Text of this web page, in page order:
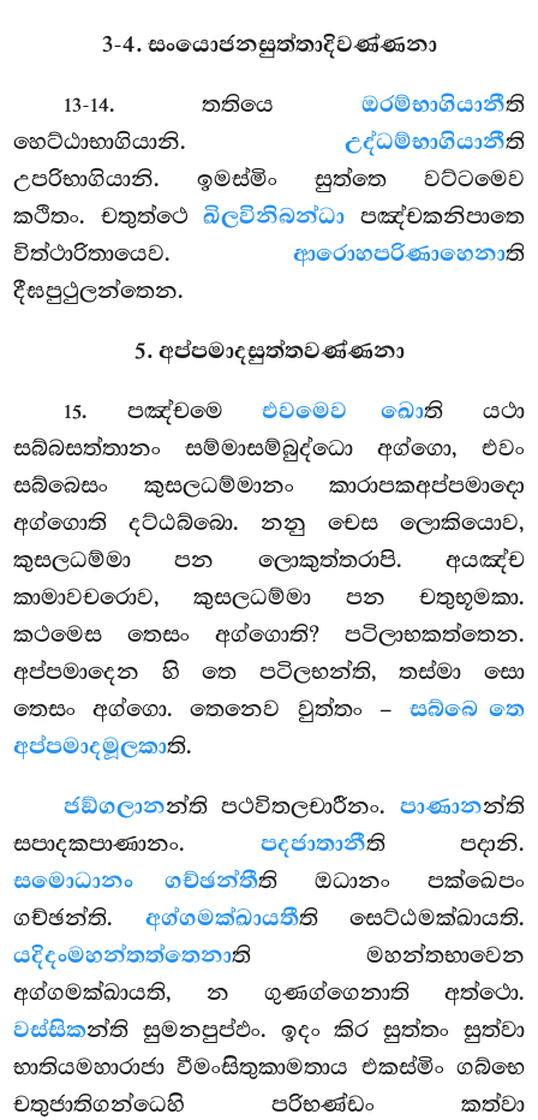
3-4. සංයොජනසුත්තාදිවණ්ණනා
13-14. තතියෙ ඔරම්භාගියානීති
හෙට්ඨාභාගියානි. උද්ධම්භාගියානීති
උපරිභාගියානි. ඉමස්මිං සුත්තෙ වට්ටමෙව
කථිතං. චතුත්ථෙඛිලවිනිබන්ධා පඤ්චකනිපාතෙ
විත්ථාරිතායෙව. ආරොහපරිණාහෙනාති
දීඝපුථුලන්තෙන.
5. අප්පමාදසුත්තවණ්ණනා
15. පඤ්චමෙඑවමෙව ඛොති යථා
සබ්බසත්තානං සම්මාසම්බුද්ධො අග්ගො, එවං
සබ්බෙසං කුසලධම්මානං කාරාපකඅප්පමාදො
අග්ගොති දට්ඨබ්බො. නනු චෙස ලොකියොව,
කුසලධම්මා පන ලොකුත්තරාපි. අයඤ්ච
කාමාවචරොව, කුසලධම්මා පන චතුභූමකා.
කථමෙස තෙසං අග්ගොති? පටිලාභකත්තෙන.
අප්පමාදෙන හි තෙ පටිලභන්ති, තස්මා සො
තෙසං අග්ගො. තෙනෙව වුත්තං – සබ්බෙ තෙ
අප්පමාදමූලකාති.
ජඞ්ගලානන්තිපථවිතලචාරීනං. පාණානන්ති
සපාදකපාණානං. පදජාතානීති පදානි.
සමොධානං ගච්ඡන්තීති ඔධානං පක්ඛෙපං
ගච්ඡන්ති. අග්ගමක්ඛායතීති සෙට්ඨමක්ඛායති.
යදිදංමහන්තත්තෙනාති මහන්තභාවෙන
අග්ගමක්ඛායති, න ගුණග්ගෙනාති අත්ථො.
වස්සිකන්ති සුමනපුප්ඵං. ඉදං කිර සුත්තං සුත්වා
භාතියමහාරාජා වීමංසිතුකාමතාය එකස්මිං ගබ්භෙ
චතුජාතිගන්ධෙහි පරිභණ්ඩං කත්වා